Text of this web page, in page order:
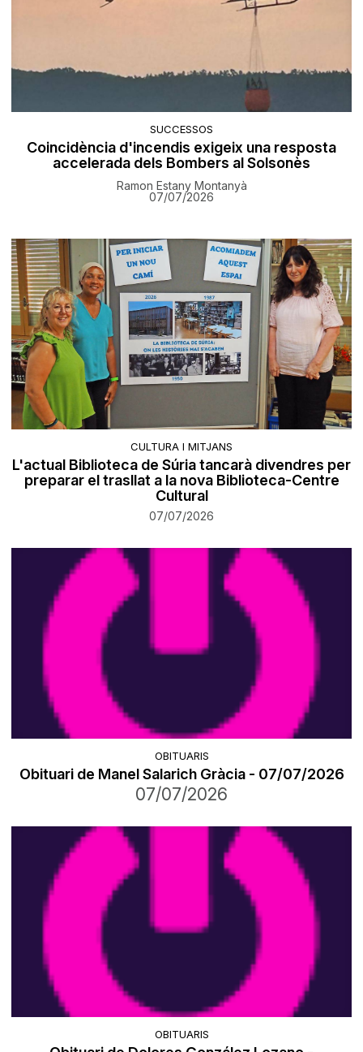
SUCCESSOS
Coincidència d'incendis exigeix una resposta
accelerada dels Bombers al Solsonès
Ramon Estany Montanyà
07/07/2026
CULTURA I MITJANS
L'actual Biblioteca de Súria tancarà divendres per
preparar el trasllat a la nova Biblioteca-Centre
Cultural
07/07/2026
OBITUARIS
Obituari de Manel Salarich Gràcia - 07/07/2026
07/07/2026
OBITUARIS